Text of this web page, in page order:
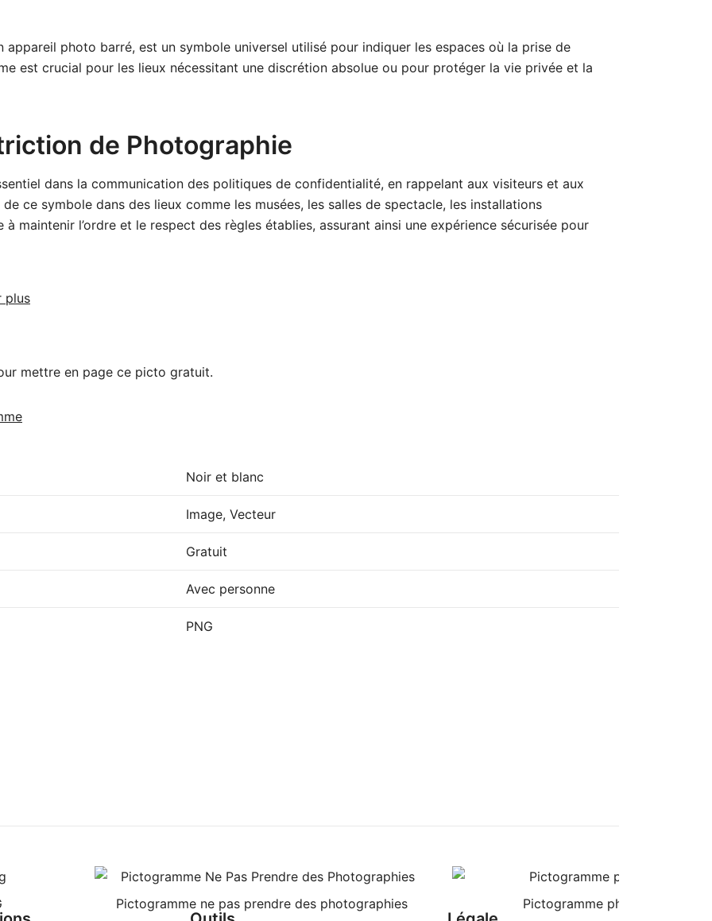
appareil photo barré, est un symbole universel utilisé pour indiquer les espaces où la prise de
est crucial pour les lieux nécessitant une discrétion absolue ou pour protéger la vie privée et la
de Photographie
dans la communication des politiques de confidentialité, en rappelant aux visiteurs et aux
ce symbole dans des lieux comme les musées, les salles de spectacle, les installations
maintenir l’ordre et le respect des règles établies, assurant ainsi une expérience sécurisée pour
plus
mettre en page ce picto gratuit.
Noir et blanc
Image, Vecteur
Gratuit
Avec personne
PNG
Pictogramme ne pas prendre des photographies Pictogramme photographe